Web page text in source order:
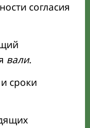
согласия
вали.
сроки